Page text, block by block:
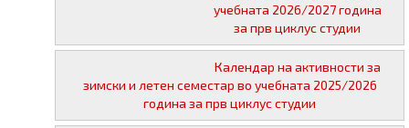
17 јуни 2025 во 12:15
учебната 2026/2027 година
за прв циклус студии
Календар на активности за
зимски и летен семестар во учебната 2025/2026
година за прв циклус студии